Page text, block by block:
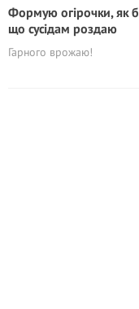
Формую огірочки, як
що сусідам роздаю
Гарного врожаю!